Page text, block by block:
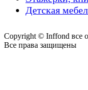
Детская
Copyright © Inffond все
Все права защищены